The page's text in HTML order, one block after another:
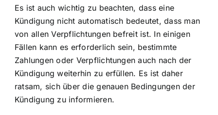
Es ist auch wichtig zu beachten, dass eine
Kündigung nicht automatisch bedeutet, dass man
von allen Verpflichtungen befreit ist. In einigen
Fällen kann es erforderlich sein, bestimmte
Zahlungen oder Verpflichtungen auch nach der
Kündigung weiterhin zu erfüllen. Es ist daher
ratsam, sich über die genauen Bedingungen der
Kündigung zu informieren.